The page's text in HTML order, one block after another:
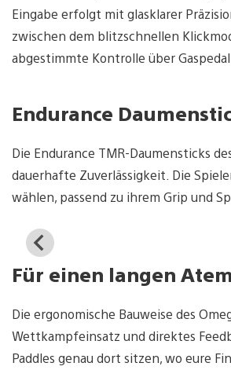
Eingabe erfolgt mit glasklarer
zwischen dem blitzschnellen
abgestimmte Kontrolle über
Endurance
Die Endurance TMR-Daumensticks
dauerhafte Zuverlässigkeit. Die
wählen, passend zu ihrem Grip und
View
download
Für einen langen
Die ergonomische Bauweise des
Wettkampfeinsatz und direktes
Paddles genau dort sitzen, wo eure